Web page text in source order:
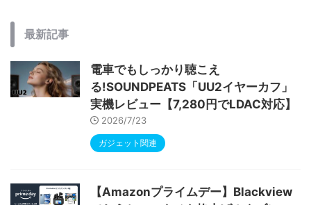
最新記事
電車でもしっかり聴こえ
る!SOUNDPEATS「UU2イヤーカフ」
実機レビュー【7,280円でLDAC対応】
2026/7/23
ガジェット関連
【Amazonプライムデー】Blackview